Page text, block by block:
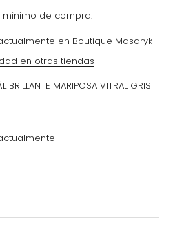
mínimo de compra.
en Boutique Masaryk
en otras tiendas
BRILLANTE MARIPOSA VITRAL GRIS